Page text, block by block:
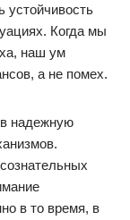
устойчивость
Когда мы
наш ум
а не помех.
надежную
в то время, в